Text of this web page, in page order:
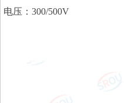
电压：300/500V